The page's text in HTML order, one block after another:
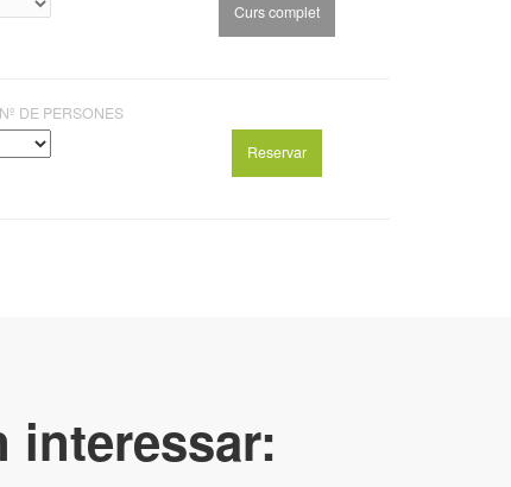
DE PERSONES
interessar: